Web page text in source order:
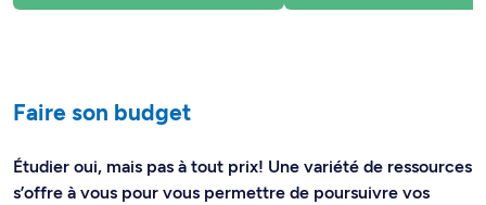
Faire son budget
Étudier oui, mais pas à tout prix! Une variété de ressources
s’offre à vous pour vous permettre de poursuivre vos